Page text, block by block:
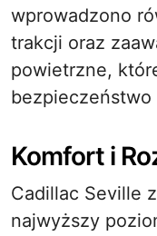
wprowadzono
trakcji oraz
powietrzne,
bezpieczeństwo
Komfort i
Cadillac Seville
najwyższy